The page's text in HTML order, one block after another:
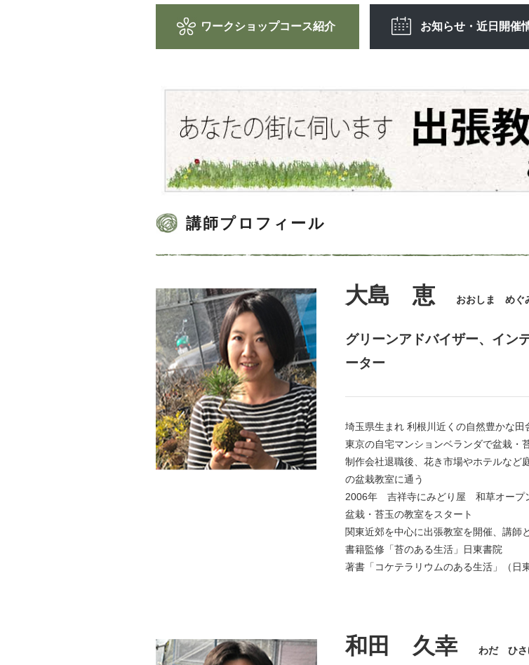
ワークショップコース紹介 お知らせ・近日開催
講師プロフィール
大島 恵 おおしま めぐ
グリーンアドバイザー、イン
ーター
埼玉県生まれ 利根川近くの自然豊かな
東京の自宅マンションベランダで盆栽・
制作会社退職後、花き市場やホテルなど
の盆栽教室に通う
2006年 吉祥寺にみどり屋 和草オープ
盆栽・苔玉の教室をスタート
関東近郊を中心に出張教室を開催、講師
書籍監修「苔のある生活」日東書院
著書「コケテラリウムのある生活」（日
和田 久幸 わだ ひさ